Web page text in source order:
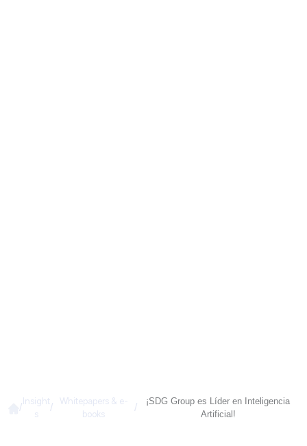
/
Insight
s
/
Whitepapers & e-
books
/
¡SDG Group es Líder en Inteligencia
Artificial!